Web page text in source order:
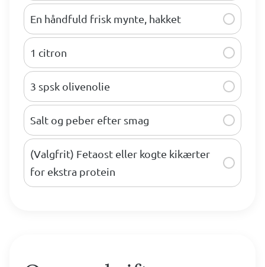
En håndfuld frisk mynte, hakket
1 citron
3 spsk olivenolie
Salt og peber efter smag
(Valgfrit) Fetaost eller kogte kikærter
for ekstra protein